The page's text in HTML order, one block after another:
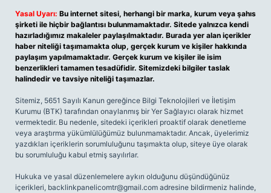
Yasal Uyarı: Bu internet sitesi, herhangi bir marka, kurum veya şahıs
şirketi ile hiçbir bağlantısı bulunmamaktadır. Sitede yalnızca kendi
hazırladığımız makaleler paylaşılmaktadır. Burada yer alan içerikler
haber niteliği taşımamakta olup, gerçek kurum ve kişiler hakkında
paylaşım yapılmamaktadır. Gerçek kurum ve kişiler ile isim
benzerlikleri tamamen tesadüfidir. Sitemizdeki bilgiler taslak
halindedir ve tavsiye niteliği taşımazlar.
Sitemiz, 5651 Sayılı Kanun gereğince Bilgi Teknolojileri ve İletişim
Kurumu (BTK) tarafından onaylanmış bir Yer Sağlayıcı olarak hizmet
vermektedir. Bu nedenle, sitedeki içerikleri proaktif olarak denetleme
veya araştırma yükümlülüğümüz bulunmamaktadır. Ancak, üyelerimiz
yazdıkları içeriklerin sorumluluğunu taşımakta olup, siteye üye olarak
bu sorumluluğu kabul etmiş sayılırlar.
Hukuka ve yasal düzenlemelere aykırı olduğunu düşündüğünüz
içerikleri, backlinkpanelicomtr@gmail.com adresine bildirmeniz halinde,